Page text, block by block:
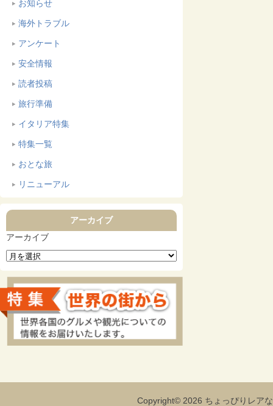
お知らせ
海外トラブル
アンケート
安全情報
読者投稿
旅行準備
イタリア特集
特集一覧
おとな旅
リニューアル
アーカイブ
アーカイブ
Copyright© 2026 ちょっぴりレ